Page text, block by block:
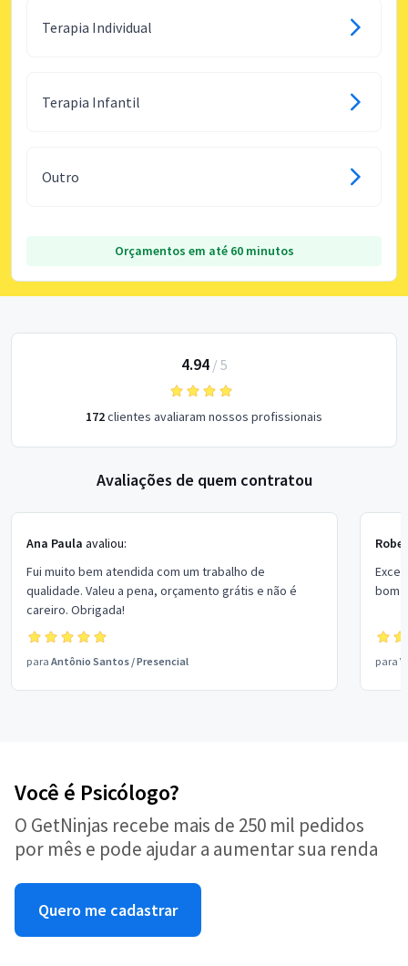
Terapia Individual
Terapia Infantil
Outro
Orçamentos em até 60 minutos
4.94/ 5
172clientes avaliaram nossos profissionais
Avaliações de quem contratou
Ana Paula avaliou:
Fui muito bem atendida com um trabalho de
qualidade. Valeu a pena, orçamento grátis e não é
careiro. Obrigada!
para Antônio Santos /Presencial
bom
para
Você é Psicólogo?
O GetNinjas recebe mais de 250 mil pedidos
por mês e pode ajudar a aumentar sua renda
Quero me cadastrar